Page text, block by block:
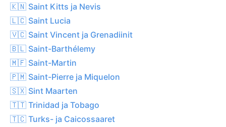
🇰🇳 Saint Kitts ja Nevis
🇱🇨 Saint Lucia
🇻🇨 Saint Vincent ja Grenadiinit
🇧🇱 Saint-Barthélemy
🇲🇫 Saint-Martin
🇵🇲 Saint-Pierre ja Miquelon
🇸🇽 Sint Maarten
🇹🇹 Trinidad ja Tobago
🇹🇨 Turks- ja Caicossaaret